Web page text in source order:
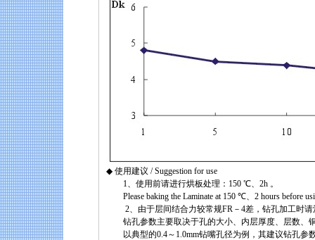
◆ 使用建议 / Suggestion for use
1、使用前请进行烘板处理：150 ℃、2h 。
Please baking the Laminate at 150 ℃、2 hours before
2、由于层间结合力较常规FR－4差，钻孔加工时请
钻孔参数主要取决于孔的大小、内层厚度、层数、
以典型的0.4～1.0mm钻嘴孔径为例，其建议钻孔参